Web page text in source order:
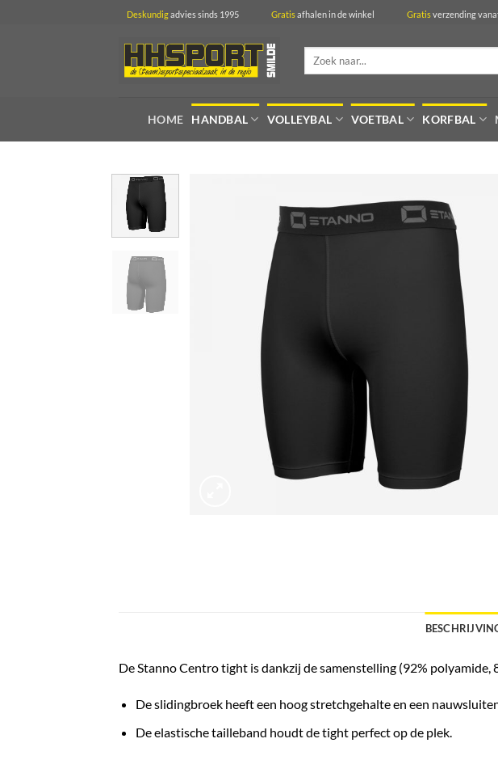
Deskundig advies sinds 1995 Gratis afhalen in de winkel Gratis verzending
Zoeken
HOME HANDBAL VOLLEYBAL VOETBAL KORFBAL
De Stanno Centro tight is dankzij de samenstelling (92% polyamide,
De slidingbroek heeft een hoog stretchgehalte en een
De elastische tailleband houdt de tight perfect op de plek.